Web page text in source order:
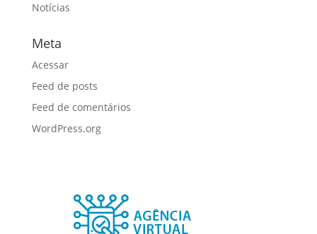
Notícias
Meta
Acessar
Feed de posts
Feed de comentários
WordPress.org